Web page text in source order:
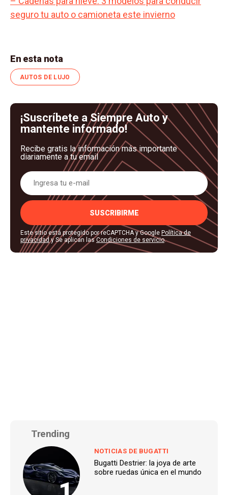
seguro tu auto o camioneta este invierno
En esta nota
AUTOS DE LUJO
¡Suscríbete a Siempre Auto y
mantente informado!
Recibe gratis la información más importante
diariamente a tu email
SUSCRIBIRME
Este sitio está protegido por reCAPTCHA y Google Política de
privacidady Se aplican lasCondiciones de servicio.
Trending
NOTICIAS DE BUGATTI
Bugatti Destrier: la joya de arte
sobre ruedas única en el mundo